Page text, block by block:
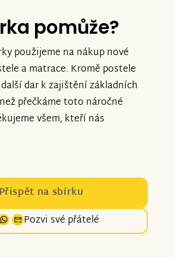
pomůže?
použijeme na nákup nové
a matrace. Kromě postele
dar k zajištění základních
přečkáme toto náročné
všem, kteří nás
Přispět na sbírku
Pozvi své přátelé